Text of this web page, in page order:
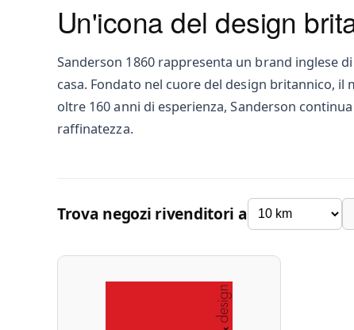
Un'icona del design
Sanderson 1860 rappresenta un brand inglese
casa. Fondato nel cuore del design britannico,
oltre 160 anni di esperienza, Sanderson
raffinatezza.
Trova negozi rivenditori a